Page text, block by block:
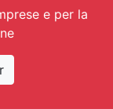
e per la